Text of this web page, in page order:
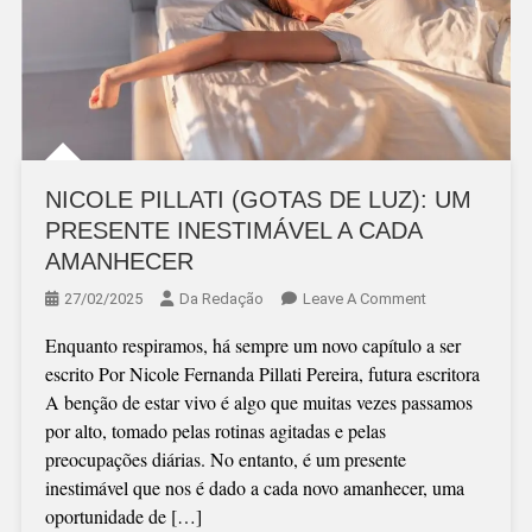
NICOLE PILLATI (GOTAS DE LUZ): UM
PRESENTE INESTIMÁVEL A CADA
AMANHECER
27/02/2025 Da Redação Leave A CommentOn
PILLATI
(GOTAS
DE
PRESENTE
Enquanto respiramos, há sempre um novo capítulo a ser
escrito Por Nicole Fernanda Pillati Pereira, futura escritora
A benção de estar vivo é algo que muitas vezes passamos
por alto, tomado pelas rotinas agitadas e pelas
preocupações diárias. No entanto, é um presente
inestimável que nos é dado a cada novo amanhecer, uma
oportunidade de […]